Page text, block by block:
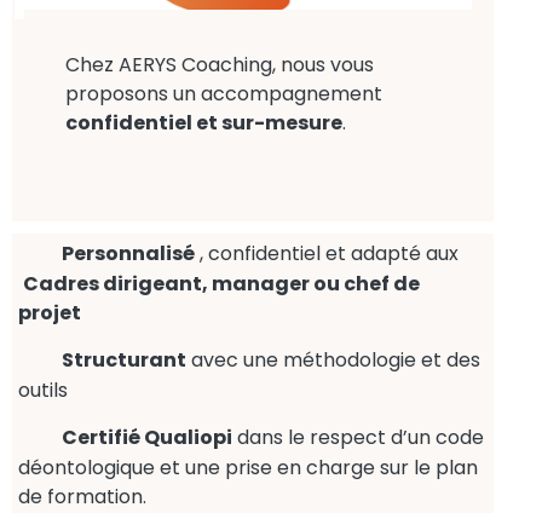
Chez AERYS Coaching, nous vous
proposons un accompagnement
confidentiel et sur-mesure.
Personnalisé, confidentiel et adapté aux
Cadres dirigeant, manager ou chef de
projet
Structurant avec une méthodologie et des
outils
Certifié Qualiopi dans le respect d’un code
déontologique et une prise en charge sur le plan
de formation.